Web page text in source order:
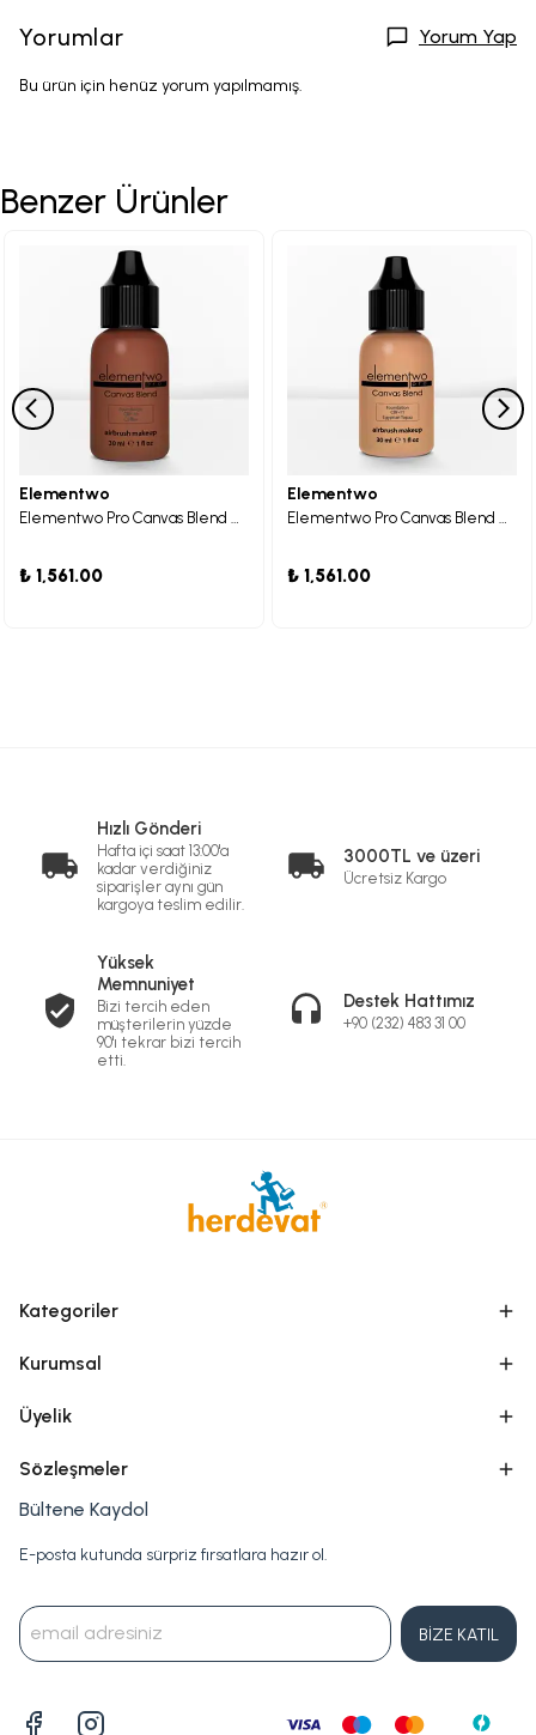
Yorumlar Yorum Yap
Bu ürün için henüz yorum yapılmamış.
Benzer Ürünler
Elementwo
Elementwo Pro Canvas Blend Airbrush Makeup CBF-16 Coffee Fondöten 30ml.
₺ 1,561.00
Elementwo
Elementwo Pro Canvas Blend Airbrush Makeup CBF-11 Egyptian Topaz Fondöten 30ml.
₺ 1,561.00
Hızlı Gönderi
Hafta içi saat 13:00'a
kadar verdiğiniz
siparişler aynı gün
kargoya teslim edilir.
3000TL ve üzeri
Ücretsiz Kargo
Yüksek
Memnuniyet
Bizi tercih eden
müşterilerin yüzde
90'ı tekrar bizi tercih
etti.
Destek Hattımız
+90 (232) 483 31 00
Kategoriler
Kurumsal
Üyelik
Sözleşmeler
Bültene Kaydol
E-posta kutunda sürpriz fırsatlara hazır ol.
BİZE KATIL